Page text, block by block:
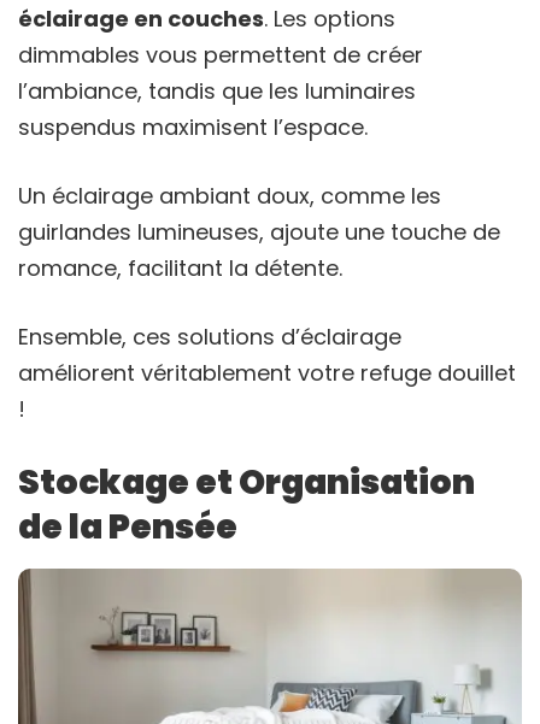
éclairage en couches. Les options
dimmables vous permettent de créer
l’ambiance, tandis que les luminaires
suspendus maximisent l’espace.
Un éclairage ambiant doux, comme les
guirlandes lumineuses, ajoute une touche de
romance, facilitant la détente.
Ensemble, ces solutions d’éclairage
améliorent véritablement votre refuge douillet
!
Stockage et Organisation
de la Pensée